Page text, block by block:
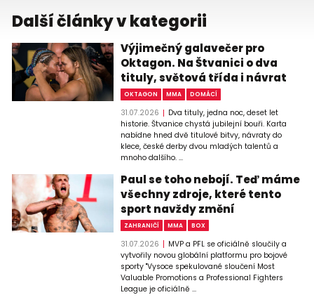
Další články v kategorii
Výjimečný galavečer pro
Oktagon. Na Štvanici o dva
tituly, světová třída i návrat
OKTAGON MMA DOMÁCÍ
31.07.2026
Dva tituly, jedna noc, deset let
historie. Štvanice chystá jubilejní bouři. Karta
nabídne hned dvě titulové bitvy, návraty do
klece, české derby dvou mladých talentů a
mnoho dalšího. ...
Paul se toho nebojí. Teď máme
všechny zdroje, které tento
sport navždy změní
ZAHRANIČÍ MMA BOX
31.07.2026
MVP a PFL se oficiálně sloučily a
vytvořily novou globální platformu pro bojové
sporty "Vysoce spekulované sloučení Most
Valuable Promotions a Professional Fighters
League je oficiálně ...